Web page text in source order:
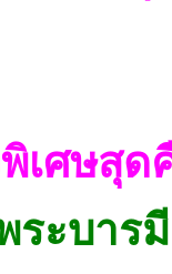
เศษสุด
ระบาร